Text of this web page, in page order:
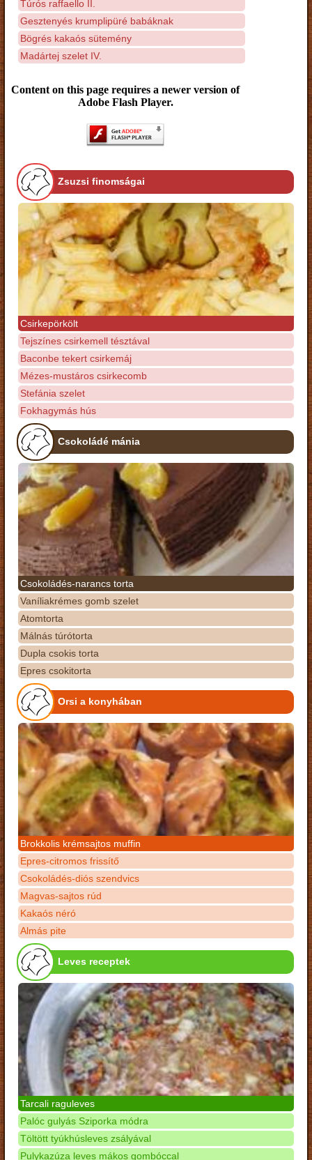
Túrós raffaello II.
Gesztenyés krumplipüré babáknak
Bögrés kakaós sütemény
Madártej szelet IV.
Content on this page requires a newer version of
Adobe Flash Player.
Zsuzsi finomságai
Csirkepörkölt
Tejszínes csirkemell tésztával
Baconbe tekert csirkemáj
Mézes-mustáros csirkecomb
Stefánia szelet
Fokhagymás hús
Csokoládé mánia
Csokoládés-narancs torta
Vaníliakrémes gomb szelet
Atomtorta
Málnás túrótorta
Dupla csokis torta
Epres csokitorta
Orsi a konyhában
Brokkolis krémsajtos muffin
Epres-citromos frissítő
Csokoládés-diós szendvics
Magvas-sajtos rúd
Kakaós néró
Almás pite
Leves receptek
Tarcali raguleves
Palóc gulyás Sziporka módra
Töltött tyúkhúsleves zsályával
Pulykazúza leves mákos gombóccal